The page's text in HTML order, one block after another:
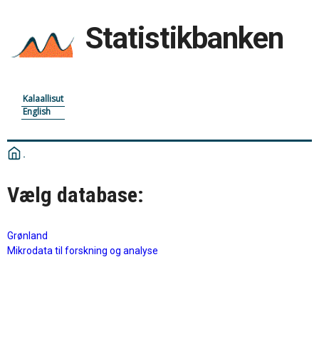
Statistikbanken
Kalaallisut
English
Vælg database:
Grønland
Mikrodata til forskning og analyse